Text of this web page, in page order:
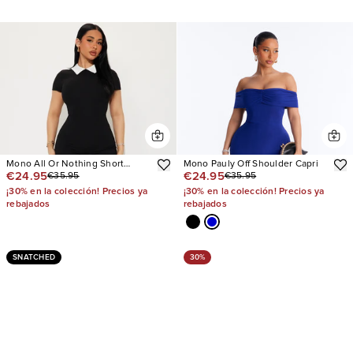
Mono All Or Nothing Short
Sleeve
€24.95€35.95
¡30% en la colección! Precios ya
rebajados
Mono Pauly Off Shoulder Capri
€24.95€35.95
¡30% en la colección! Precios ya
rebajados
SNATCHED 30%